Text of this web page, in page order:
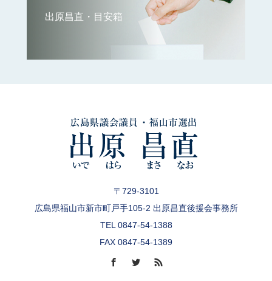
出原昌直・目安箱
〒729-3101
広島県福山市新市町戸手105-2 出原昌直後援会事務所
TEL 0847-54-1388
FAX 0847-54-1389